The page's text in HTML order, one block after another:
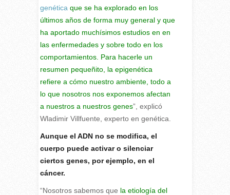
genética que se ha explorado en los
últimos años de forma muy general y que
ha aportado muchísimos estudios en en
las enfermedades y sobre todo en los
comportamientos. Para hacerle un
resumen pequeñito, la epigenética
refiere a cómo nuestro ambiente, todo a
lo que nosotros nos exponemos afectan
a nuestros a nuestros genes”, explicó
Wladimir Villfuente, experto en genética.
Aunque el ADN no se modifica, el
cuerpo puede activar o silenciar
ciertos genes, por ejemplo, en el
cáncer.
“Nosotros sabemos que la etiología del